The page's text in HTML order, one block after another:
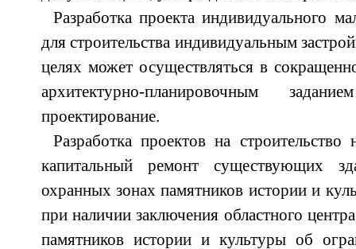
Разработка проекта индивидуального
для строительства индивидуальным
целях может осуществляться в
архитектурно-планировочным
проектирование.
Разработка проектов на
капитальный ремонт существующих
охранных зонах памятников истории и
при наличии заключения областного
памятников истории и культуры об